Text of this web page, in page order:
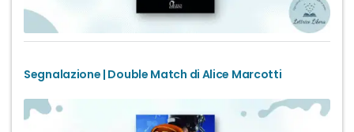
Segnalazione | Double Match di Alice Marcotti